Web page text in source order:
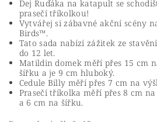
Dej Ruďáka na katapult se
prasečí tříkolkou!
Vytvářej si zábavné akční scény
Birds™.
Tato sada nabízí zážitek ze
do 12 let.
Matildin domek měří přes 15 cm
šířku a je 9 cm hluboký.
Cedule Billy měří přes 7 cm na
Prasečí tříkolka měří přes 8 cm
a 6 cm na šířku.